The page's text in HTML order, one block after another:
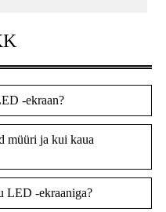
-ekraan?
müüri ja kui kaua
LED -ekraaniga?